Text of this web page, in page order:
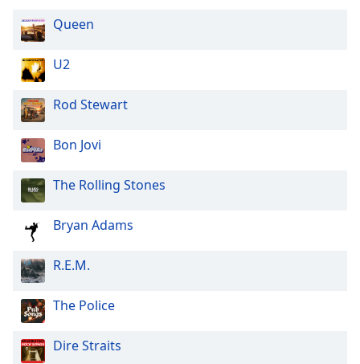
Queen
U2
Rod Stewart
Bon Jovi
The Rolling Stones
Bryan Adams
R.E.M.
The Police
Dire Straits